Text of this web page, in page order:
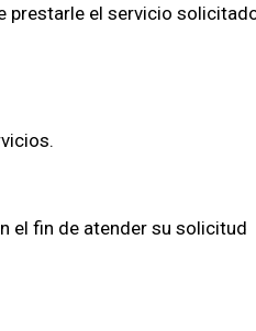
prestarle el servicio
el fin de atender su solicitud